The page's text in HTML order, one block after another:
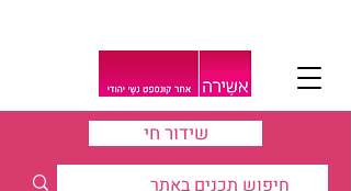
שידור חי